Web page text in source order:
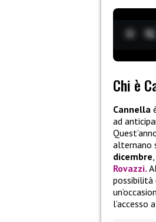
Chi è
Cannella
ad
alternano
dicembre
Rovazzi.
possibilità
l’accesso